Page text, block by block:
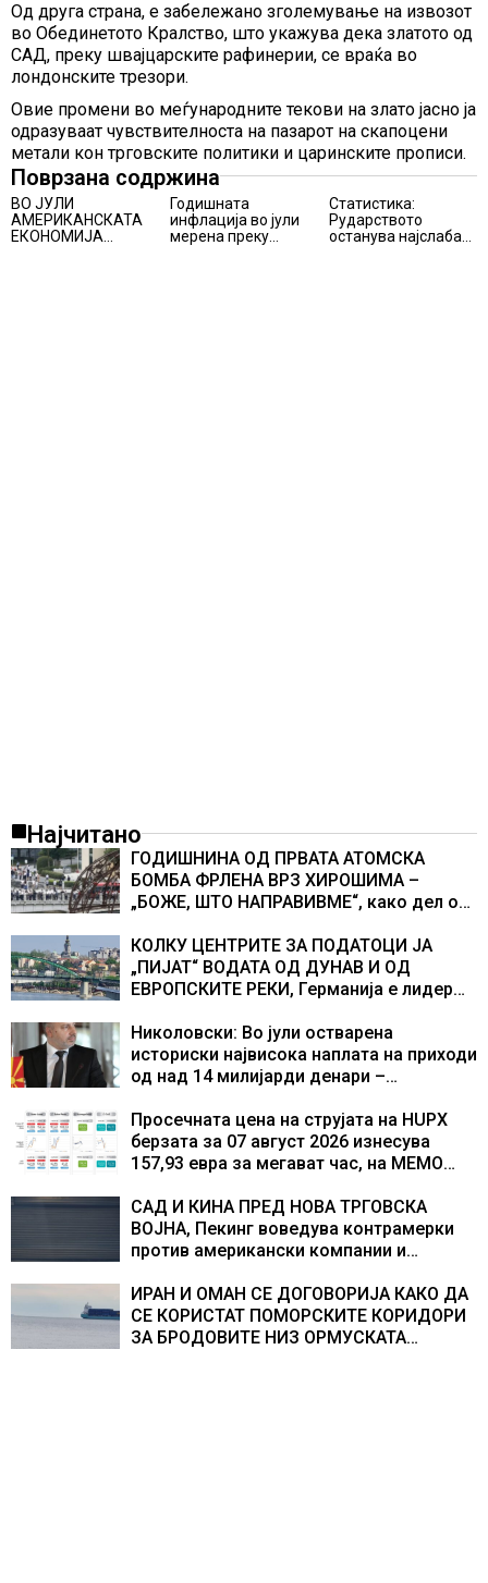
Од друга страна, е забележано зголемување на извозот
во Обединетото Кралство, што укажува дека златото од
САД, преку швајцарските рафинерии, се враќа во
лондонските трезори.
Овие промени во меѓународните текови на злато јасно ја
одразуваат чувствителноста на пазарот на скапоцени
метали кон трговските политики и царинските прописи.
Поврзана содржина
ВО ЈУЛИ
АМЕРИКАНСКАТА
ЕКОНОМИЈА
Годишната
инфлација во јули
мерена преку
Статистика:
Рударството
останува најслаба
Најчитано
ГОДИШНИНА ОД ПРВАТА АТОМСКА
БОМБА ФРЛЕНА ВРЗ ХИРОШИМА –
„БОЖЕ, ШТО НАПРАВИВМЕ“, како дел од
учесниците во бомбардирањето го
доживуваа овој настан што го промени
текот на историјата
КОЛКУ ЦЕНТРИТЕ ЗА ПОДАТОЦИ ЈА
„ПИЈАТ“ ВОДАТА ОД ДУНАВ И ОД
ЕВРОПСКИТЕ РЕКИ, Германија е лидер
центри за податоци
Николовски: Во јули остварена
историски највисока наплата на приходи
од над 14 милијарди денари –
резултати
Просечната цена на струјата на HUPX
берзата за 07 август 2026 изнесува
157,93 евра за мегават час, на МЕМО
САД И КИНА ПРЕД НОВА ТРГОВСКА
ВОЈНА, Пекинг воведува контрамерки
против американски компании и
ИРАН И ОМАН СЕ ДОГОВОРИЈА КАКО ДА
СЕ КОРИСТАТ ПОМОРСКИТЕ КОРИДОРИ
ЗА БРОДОВИТЕ НИЗ ОРМУСКАТА